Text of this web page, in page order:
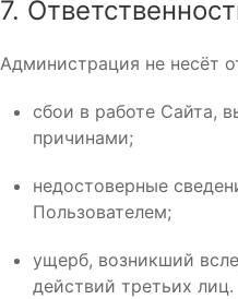
7.
Администрация не несёт
сбои в работе Сайта,
причинами;
недостоверные
Пользователем;
ущерб, возникший
действий третьих лиц.